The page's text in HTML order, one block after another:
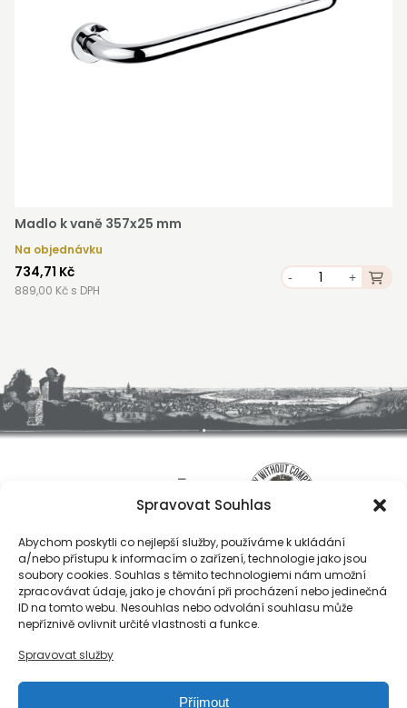
Spravovat Souhlas
Abychom poskytli co nejlepší služby, používáme k ukládání
a/nebo přístupu k informacím o zařízení, technologie jako jsou
soubory cookies. Souhlas s těmito technologiemi nám umožní
zpracovávat údaje, jako je chování při procházení nebo jedinečná
ID na tomto webu. Nesouhlas nebo odvolání souhlasu může
nepříznivě ovlivnit určité vlastnosti a funkce.
Spravovat služby
Příjmout
Madlo k vaně 357x25 mm
Na objednávku
734,71 Kč
889,00 Kč s DPH
- +
O nás